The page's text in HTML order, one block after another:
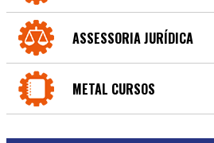
ASSESSORIA JURÍDICA
METAL CURSOS